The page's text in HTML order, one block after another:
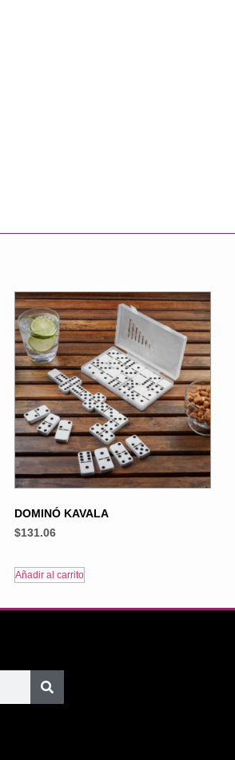
DOMINÓ KAVALA
$131.06
Añadir al carrito